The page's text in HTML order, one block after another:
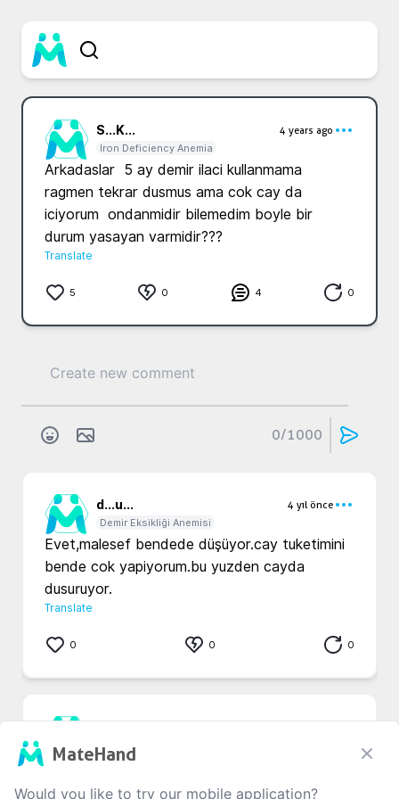
S...K...
4 years ago
Iron Deficiency Anemia
Arkadaslar  5 ay demir ilaci kullanmama
ragmen tekrar dusmus ama cok cay da
iciyorum  ondanmidir bilemedim boyle bir
durum yasayan varmidir???
Translate
5 0 4 0
0/1000
d...u...
4 yıl önce
Demir Eksikliği Anemisi
Evet,malesef bendede düşüyor.cay tuketimini
bende cok yapiyorum.bu yuzden cayda
dusuruyor.
Translate
0 0 0
e...k...
Demir Eksikliği Anemisi
Merhaba bende uzun yıllar bu rahatsızlığı
yaşadım ilaçlar biraz daha uzun vadede
MateHand
Would you like to try our mobile application?